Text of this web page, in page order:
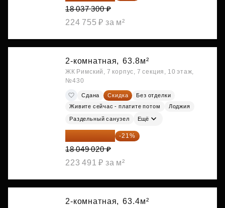
18 037 300 ₽
224 755 ₽ за м²
2-комнатная, 63.8м²
ЖК Римский, 7 корпус, 7 секция, 10 этаж,
№430
Сдана Скидка
Без отделки
Живите сейчас - платите потом
Лоджия
Раздельный санузел Ещё
14 258 726 ₽ -21%
18 049 020 ₽
223 491 ₽ за м²
2-комнатная, 63.4м²